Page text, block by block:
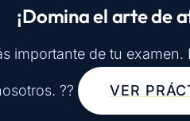
¡Domina el arte de
importante de tu examen.
?? VER